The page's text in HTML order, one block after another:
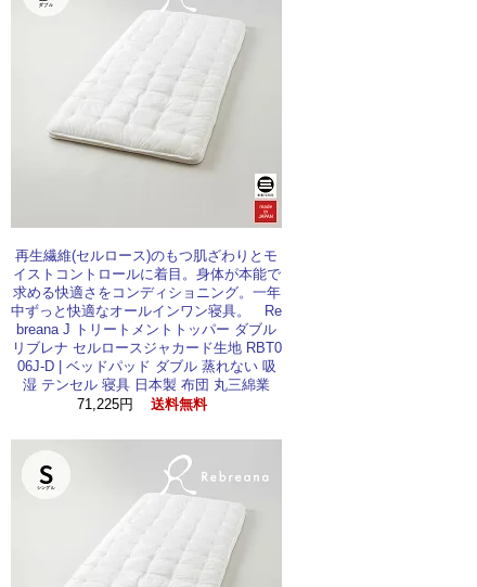
再生繊維(セルロース)のもつ肌ざわりとモ
イストコントロールに着目。身体が本能で
求める快適さをコンディショニング。一年
中ずっと快適なオールインワン寝具。 Re
breana J トリートメントトッパー ダブル
リブレナ セルロースジャカード生地 RBT0
06J-D | ベッドパッド ダブル 蒸れない 吸
湿 テンセル 寝具 日本製 布団 丸三綿業
71,225円
送料無料